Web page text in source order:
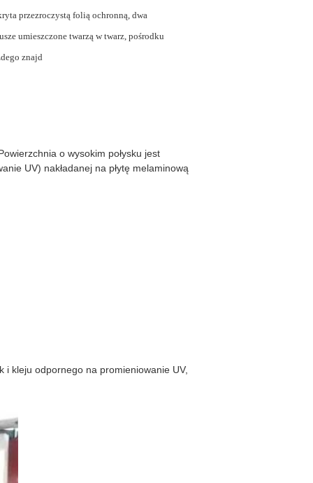
przezroczystą folią ochronną, dwa
umieszczone twarzą w twarz, pośrodku
znajd
o wysokim połysku jest
UV) nakładanej na płytę melaminową
i kleju odpornego na promieniowanie UV,